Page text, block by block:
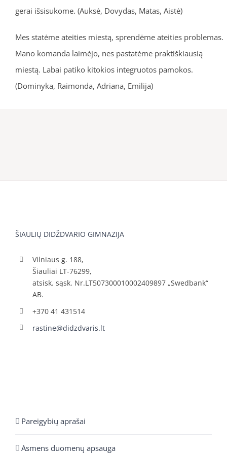
gerai išsisukome. (Auksė, Dovydas, Matas, Aistė)
Mes statėme ateities miestą, sprendėme ateities problemas.
Mano komanda laimėjo, nes pastatėme praktiškiausią
miestą. Labai patiko kitokios integruotos pamokos.
(Dominyka, Raimonda, Adriana, Emilija)
ŠIAULIŲ DIDŽDVARIO GIMNAZIJA
Vilniaus g. 188,
Šiauliai LT-76299,
atsisk. sąsk. Nr.LT507300010002409897 „Swedbank“
AB.
+370 41 431514
rastine@didzdvaris.lt
Pareigybių aprašai
Asmens duomenų apsauga